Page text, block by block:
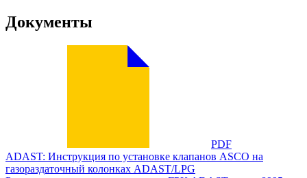
Документы
PDF
ADAST: Инструкция по установке клапанов ASCO на
газораздаточный колонках ADAST/LPG